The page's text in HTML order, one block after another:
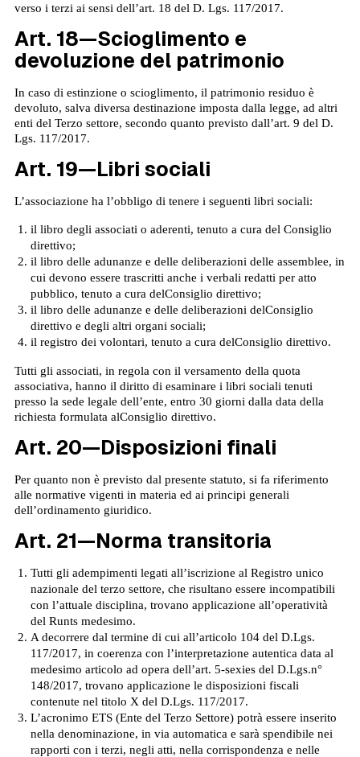
verso i terzi ai sensi dell’art. 18 del D. Lgs. 117/2017.
Art. 18—Scioglimento e
devoluzione del patrimonio
In caso di estinzione o scioglimento, il patrimonio residuo è
devoluto, salva diversa destinazione imposta dalla legge, ad altri
enti del Terzo settore, secondo quanto previsto dall’art. 9 del D.
Lgs. 117/2017.
Art. 19—Libri sociali
L’associazione ha l’obbligo di tenere i seguenti libri sociali:
il libro degli associati o aderenti, tenuto a cura del Consiglio
direttivo;
il libro delle adunanze e delle deliberazioni delle assemblee, in
cui devono essere trascritti anche i verbali redatti per atto
pubblico, tenuto a cura delConsiglio direttivo;
il libro delle adunanze e delle deliberazioni delConsiglio
direttivo e degli altri organi sociali;
il registro dei volontari, tenuto a cura delConsiglio direttivo.
Tutti gli associati, in regola con il versamento della quota
associativa, hanno il diritto di esaminare i libri sociali tenuti
presso la sede legale dell’ente, entro 30 giorni dalla data della
richiesta formulata alConsiglio direttivo.
Art. 20—Disposizioni finali
Per quanto non è previsto dal presente statuto, si fa riferimento
alle normative vigenti in materia ed ai principi generali
dell’ordinamento giuridico.
Art. 21—Norma transitoria
Tutti gli adempimenti legati all’iscrizione al Registro unico
nazionale del terzo settore, che risultano essere incompatibili
con l’attuale disciplina, trovano applicazione all’operatività
del Runts medesimo.
A decorrere dal termine di cui all’articolo 104 del D.Lgs.
117/2017, in coerenza con l’interpretazione autentica data al
medesimo articolo ad opera dell’art. 5-sexies del D.Lgs.n°
148/2017, trovano applicazione le disposizioni fiscali
contenute nel titolo X del D.Lgs. 117/2017.
L’acronimo ETS (Ente del Terzo Settore) potrà essere inserito
nella denominazione, in via automatica e sarà spendibile nei
rapporti con i terzi, negli atti, nella corrispondenza e nelle